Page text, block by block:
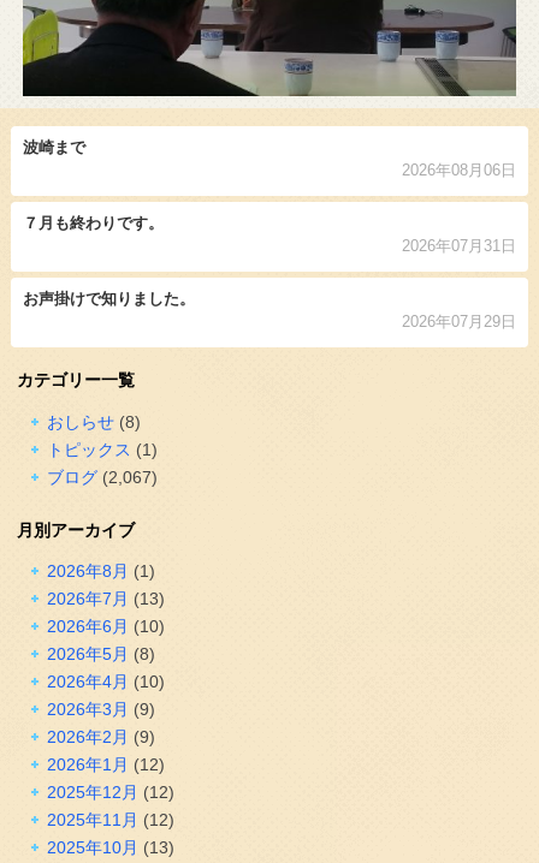
波崎まで
2026年08月06日
７月も終わりです。
2026年07月31日
お声掛けで知りました。
2026年07月29日
カテゴリー一覧
おしらせ(8)
トピックス (1)
ブログ(2,067)
月別アーカイブ
2026年8月 (1)
2026年7月 (13)
2026年6月 (10)
2026年5月 (8)
2026年4月 (10)
2026年3月 (9)
2026年2月 (9)
2026年1月 (12)
2025年12月 (12)
2025年11月 (12)
2025年10月 (13)